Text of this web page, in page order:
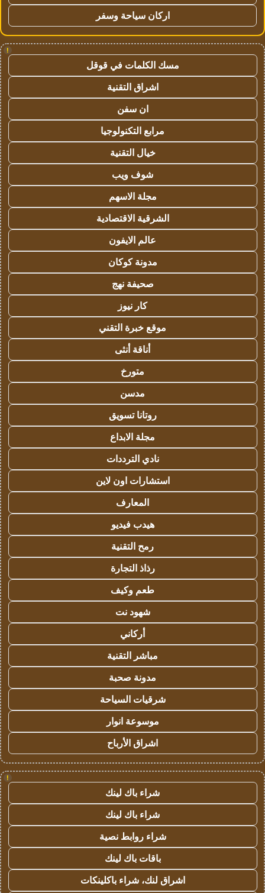
اركان سياحة وسفر
!
مسك الكلمات في قوقل
اشراق التقنية
ان سفن
مرابع التكنولوجيا
خيال التقنية
شوف ويب
مجلة الاسهم
الشرقية الاقتصادية
عالم الايفون
مدونة كوكان
صحيفة نهج
كار نيوز
موقع خبرة التقني
أناقة أنثى
متورخ
مدسن
روتانا تسويق
مجلة الابداع
نادي الترددات
استشارات اون لاين
المعارف
هيدب فيديو
رمح التقنية
رذاذ التجارة
طعم وكيف
شهود نت
أركاني
مباشر التقنية
مدونة صحبة
شرقيات السياحة
موسوعة انوار
اشراق الأرباح
!
شراء باك لينك
شراء باك لينك
شراء روابط نصية
باقات باك لينك
اشراق لنك، شراء باكلينكات